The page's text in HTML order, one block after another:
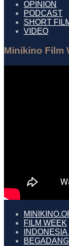
OPINION
PODCAST
SHORT
VIDEO
Minikino Film
FILM WEEK
BEGADANG